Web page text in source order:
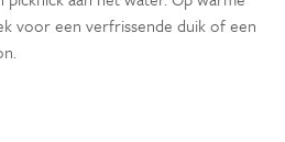
voor een verfrissende duik of een